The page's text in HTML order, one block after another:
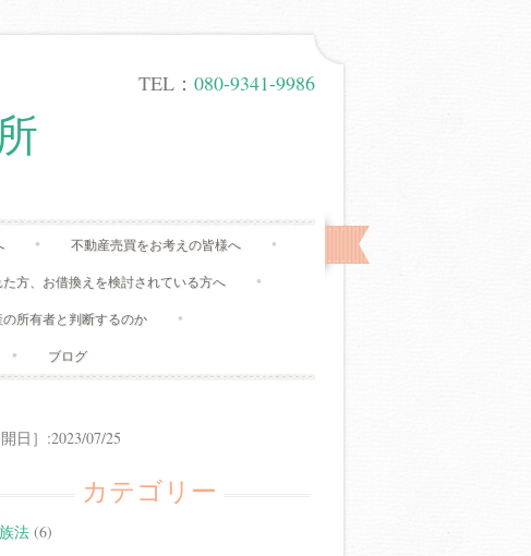
TEL： 080-9341-9986
不動産売買をお考えの皆様へ
方、お借換えを検討されている方へ
所有者と判断するのか
ブログ
開日］:2023/07/25
カテゴリー
法 (6)